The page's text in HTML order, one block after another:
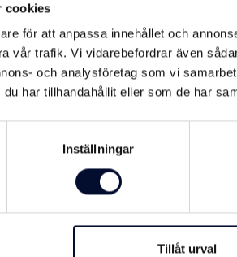
cookies
för att anpassa innehållet och
vår trafik. Vi vidarebefordrar även
och analysföretag som vi
har tillhandahållit eller som de har
Inställningar
Tillåt urval
2" VFZ